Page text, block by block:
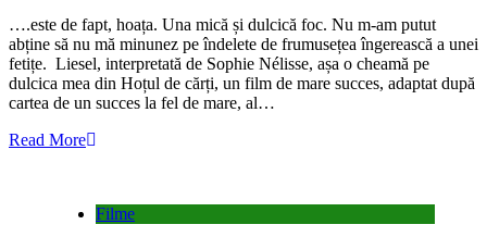
….este de fapt, hoața. Una mică și dulcică foc. Nu m-am putut
abține să nu mă minunez pe îndelete de frumusețea îngerească a unei
fetițe. Liesel, interpretată de Sophie Nélisse, așa o cheamă pe
dulcica mea din Hoțul de cărți, un film de mare succes, adaptat după
cartea de un succes la fel de mare, al…
Read More
Filme